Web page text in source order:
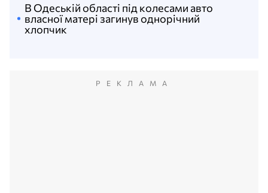
В Одеській області під колесами авто
власної матері загинув однорічний
хлопчик
РЕКЛАМА